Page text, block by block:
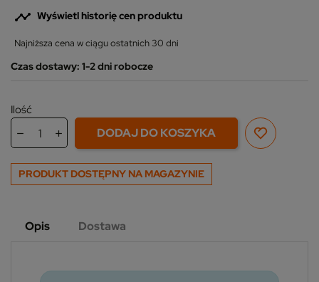
 Wyświetl historię cen produktu
Najniższa cena w ciągu ostatnich 30 dni
Czas dostawy: 1-2 dni robocze
Ilość
DODAJ DO KOSZYKA
PRODUKT DOSTĘPNY NA MAGAZYNIE
Opis Dostawa